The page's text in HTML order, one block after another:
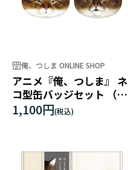
俺、つしま ONLINE SHOP
アニメ『俺、つしま』 ネ
コ型缶バッジセット （全
2種）
1,100円